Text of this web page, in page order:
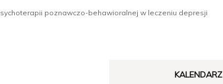
EMOCJONALNA
poznawczo-behawioralnej w leczeniu depresji
KALENDARZ